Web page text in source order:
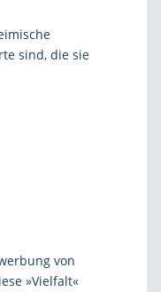
sind, die sie
von
»Vielfalt«